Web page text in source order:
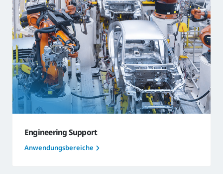
Engineering Support
Anwendungsbereiche